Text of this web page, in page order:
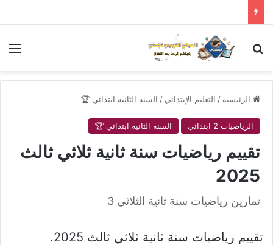
بحث عن
الرئيسية / التعليم الإبتدائي / السنة الثانية ابتدائي 🏆
الرياضيات 2 ابتدائي السنة الثانية ابتدائي 🏆
تقييم رياضيات سنة ثانية ثلاثي ثالث
2025
تمارين رياضيات سنة ثانية الثلاثي 3
تقييم رياضيات سنة ثانية ثلاثي ثالث 2025.